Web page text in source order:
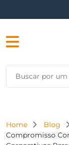
Home Blog
Compromisso